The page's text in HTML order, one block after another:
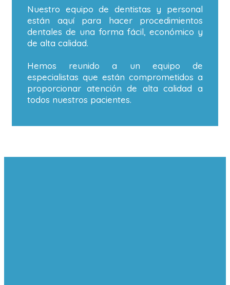
Nuestro equipo de dentistas y personal
están aquí para hacer procedimientos
dentales de una forma fácil, económico y
de alta calidad.
Hemos reunido a un equipo de
especialistas que están comprometidos a
proporcionar atención de alta calidad a
todos nuestros pacientes.